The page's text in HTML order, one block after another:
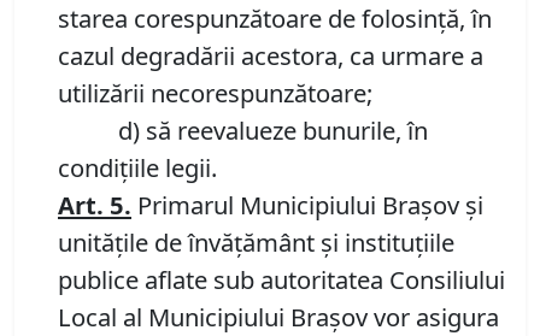
starea corespunzătoare de folosință, în
cazul degradării acestora, ca urmare a
utilizării necorespunzătoare;
d) să reevalueze bunurile, în
condițiile legii.
Art. 5. Primarul Municipiului Brașov și
unitățile de învățământ și instituțiile
publice aflate sub autoritatea Consiliului
Local al Municipiului Brașov vor asigura